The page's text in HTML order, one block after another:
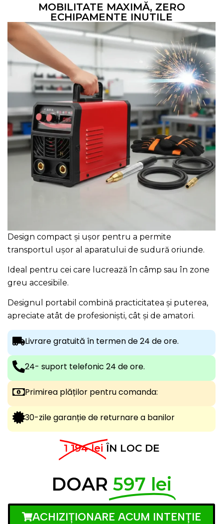
MOBILITATE MAXIMĂ, ZERO
ECHIPAMENTE INUTILE
Design compact și ușor pentru a permite
transportul ușor al aparatului de sudură oriunde.
Ideal pentru cei care lucrează în câmp sau în zone
greu accesibile.
Designul portabil combină practicitatea și puterea,
apreciate atât de profesioniști, cât și de amatori.
Livrare gratuită în termen de 24 de ore.
24- suport telefonic 24 de ore.
Primirea plăților pentru comanda:
30-zile garanție de returnare a banilor
1 194 lei ÎN LOC DE
DOAR 597 lei
ACHIZIȚIONARE ACUM INTENȚIE